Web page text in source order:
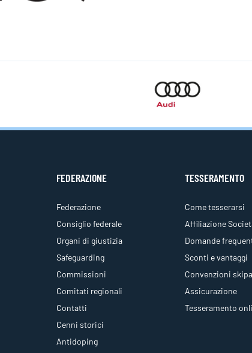
FEDERAZIONE
Federazione
Consiglio federale
Organi di giustizia
Safeguarding
Commissioni
Comitati regionali
Contatti
Cenni storici
Antidoping
TESSERAMENTO
Come tesserarsi
Affiliazione
Domande
Sconti e vantaggi
Convenzioni
Assicurazione
Tesseramento